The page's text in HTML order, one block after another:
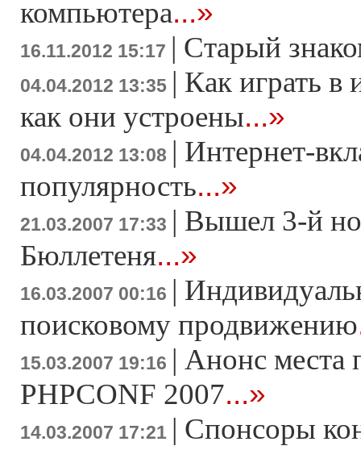
компьютера...»
16.11.2012 15:17 | Старый
04.04.2012 13:35 | Как играть в
как они устроены...»
04.04.2012 13:08 | Интернет-
популярность...»
21.03.2007 17:33 | Вышел 3-й
Бюллетеня...»
16.03.2007 00:16 |
поисковому продвижению
15.03.2007 19:16 | Анонс места
PHPCONF 2007...»
14.03.2007 17:21 | Спонсоры